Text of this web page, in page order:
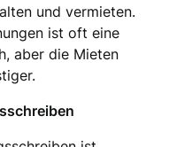
und vermieten.
ist oft eine
aber die Mieten